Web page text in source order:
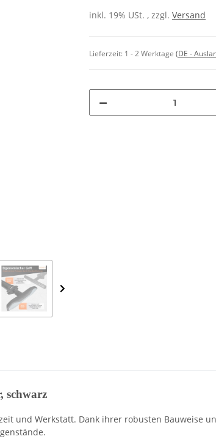
inkl. 19% USt. , zzgl. Versand
Lieferzeit: 1 - 2 Werktage (DE -
schwarz
und Werkstatt. Dank ihrer robusten Bauweise